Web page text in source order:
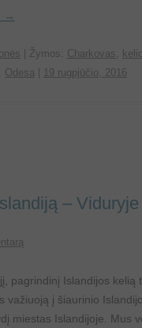
→
| Žymos: Charkovas
Odesa 19 rugpjūčio, 2016
–
pagrindinį Islandijos
važiuoją į šiaurinio
miestas Islandijoje. Mus